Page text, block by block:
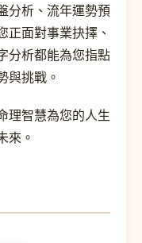
分析、流年運勢預
正面對事業抉擇、
分析都能為您指點
與挑戰。
理智慧為您的人生
來。